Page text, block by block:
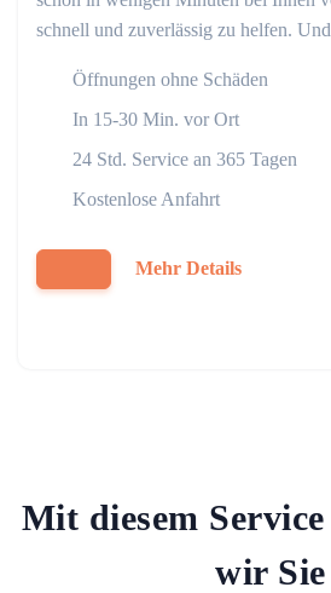
schnell und zuverlässig zu helfen.
Öffnungen ohne Schäden
In 15-30 Min. vor Ort
24 Std. Service an 365 Tagen
Kostenlose Anfahrt
Mehr Details
Mit diesem
wir Sie